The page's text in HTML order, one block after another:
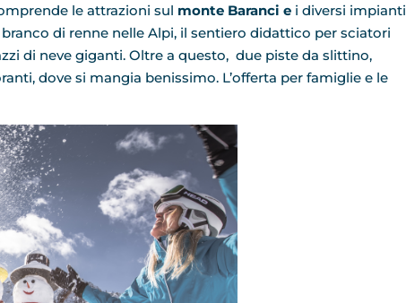
le attrazioni sul monte Baranci e i diversi impianti
di renne nelle Alpi, il sentiero didattico per sciatori
di neve giganti. Oltre a questo, due piste da slittino,
dove si mangia benissimo. L’offerta per famiglie e le